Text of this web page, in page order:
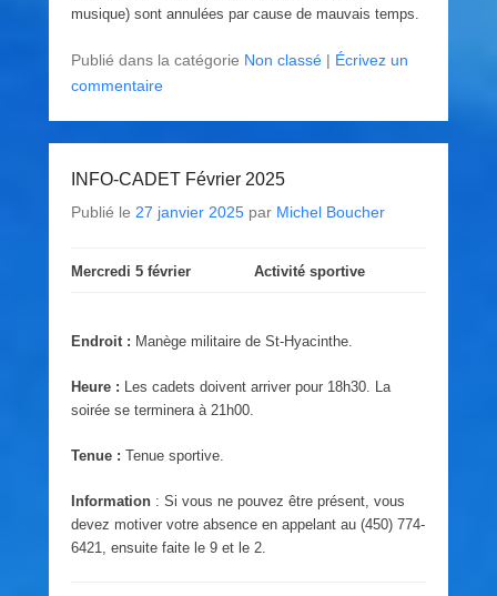
musique) sont annulées par cause de mauvais temps.
Publié dans la catégorie Non classé | Écrivez un
commentaire
INFO-CADET Février 2025
Publié le 27 janvier 2025 par Michel Boucher
Mercredi 5 février Activité sportive
Endroit : Manège militaire de St-Hyacinthe.
Heure : Les cadets doivent arriver pour 18h30. La
soirée se terminera à 21h00.
Tenue : Tenue sportive.
Information : Si vous ne pouvez être présent, vous
devez motiver votre absence en appelant au (450) 774-
6421, ensuite faite le 9 et le 2.